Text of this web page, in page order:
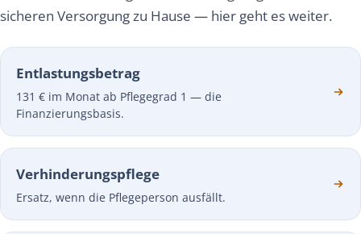
sicheren Versorgung zu Hause — hier geht es weiter.
Entlastungsbetrag
131 € im Monat ab Pflegegrad 1 — die
Finanzierungsbasis.
Verhinderungspflege
Ersatz, wenn die Pflegeperson ausfällt.